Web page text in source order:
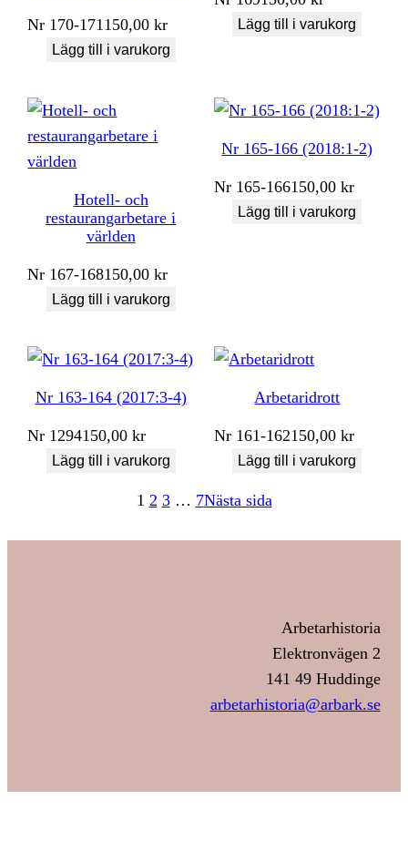
Nr 170-171150,00kr
Lägg till i varukorg
Lägg till i varukorg
Hotell- och
restaurangarbetare i
världen
Nr 167-168150,00kr
Lägg till i varukorg
Nr 165-166 (2018:1-2)
Nr 165-166150,00kr
Lägg till i varukorg
Nr 163-164 (2017:3-4)
Nr 1294150,00kr
Lägg till i varukorg
Arbetaridrott
Nr 161-162150,00kr
Lägg till i varukorg
1 2 3 … 7Nästa sida
Arbetarhistoria
Elektronvägen 2
141 49 Huddinge
arbetarhistoria@arbark.se